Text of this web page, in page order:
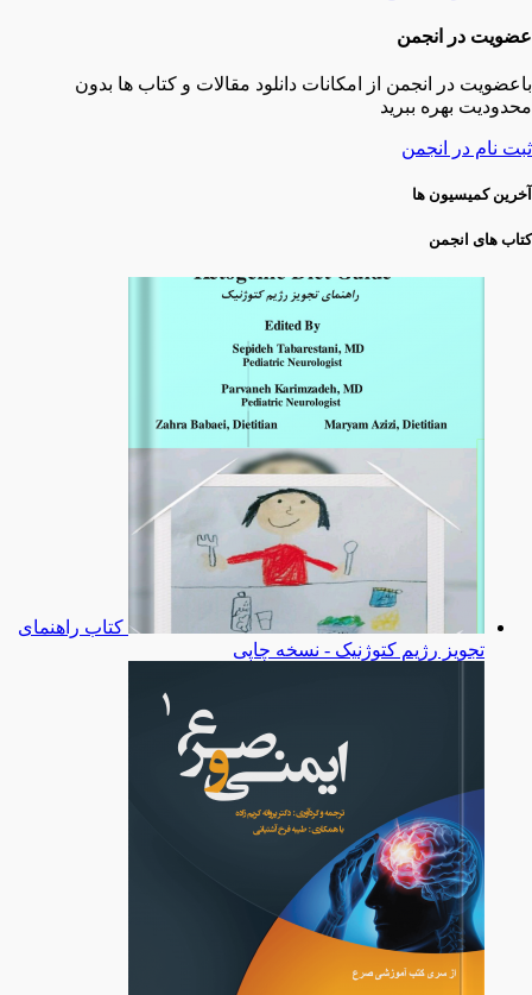
عضویت در انجمن
باعضویت در انجمن از امکانات دانلود مقالات و کتاب ها بدون
محدودیت بهره ببرید
ثبت نام در انجمن
آخرین کمیسیون ها
کتاب های انجمن
کتاب راهنمای
تجویز رژیم کتوژنیک - نسخه چاپی